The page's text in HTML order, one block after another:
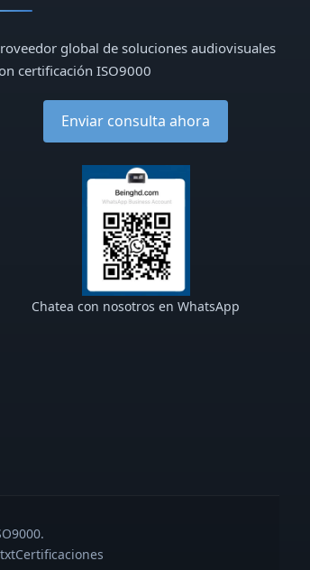
global de soluciones audiovisuales
certificación ISO9000
Enviar consulta ahora
Chatea con nosotros en WhatsApp
Certificaciones